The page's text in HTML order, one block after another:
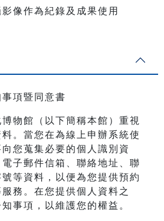
像作為紀錄及成果使用
項暨同意書
物館（以下簡稱本館）重視
。當您在為線上申辦系統使
您蒐集必要的個人識別資
子郵件信箱、聯絡地址、聯
等資料，以便為您提供預約
務。在您提供個人資料之
事項，以維護您的權益。